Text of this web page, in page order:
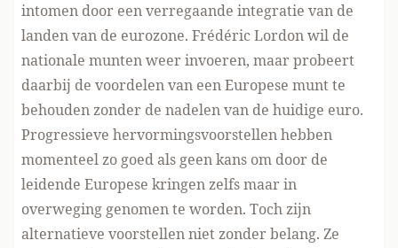
intomen door een verregaande integratie van de
landen van de eurozone. Frédéric Lordon wil de
nationale munten weer invoeren, maar probeert
daarbij de voordelen van een Europese munt te
behouden zonder de nadelen van de huidige euro.
Progressieve hervormingsvoorstellen hebben
momenteel zo goed als geen kans om door de
leidende Europese kringen zelfs maar in
overweging genomen te worden. Toch zijn
alternatieve voorstellen niet zonder belang. Ze